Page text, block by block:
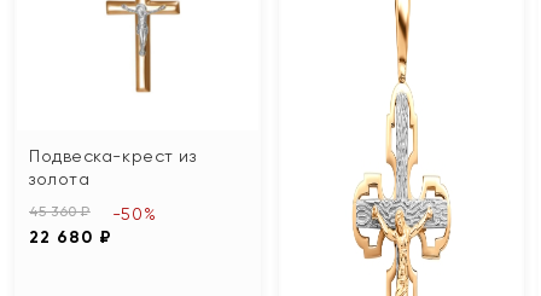
Подвеска-крест из
золота
45 360 ₽
22 680 ₽
-50%